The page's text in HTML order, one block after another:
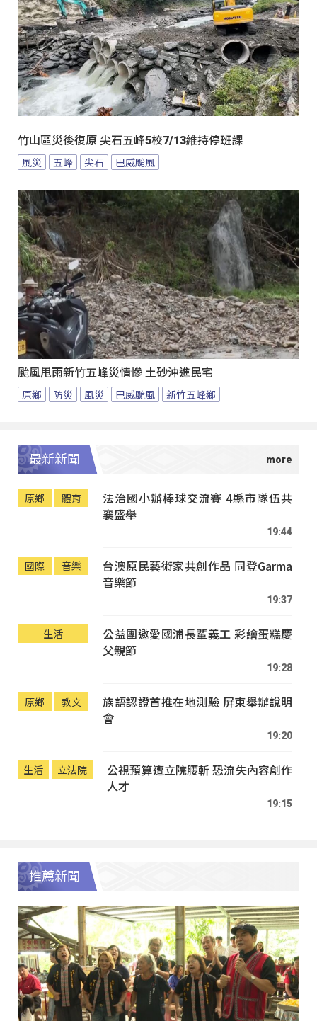
竹山區災後復原 尖石五峰5校7/13維持停班課
風災 五峰 尖石 巴威颱風
颱風甩雨新竹五峰災情慘 土砂沖進民宅
原鄉 防災 風災 巴威颱風 新竹五峰鄉
最新新聞
原鄉 體育
法治國小辦棒球交流賽 4縣市隊伍共
襄盛舉
19:44
國際 音樂
台澳原民藝術家共創作品 同登Garma
音樂節
19:37
生活
公益團邀愛國浦長輩義工 彩繪蛋糕慶
父親節
19:28
原鄉 教文
族語認證首推在地測驗 屏東舉辦說明
會
19:20
生活 立法院
公視預算遭立院腰斬 恐流失內容創作
人才
19:15
推薦新聞